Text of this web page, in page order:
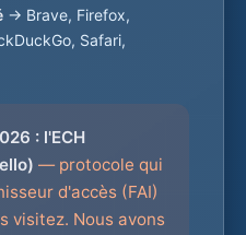
→ Brave, Firefox,
Safari,
: l'ECH
— protocole qui
d'accès (FAI)
visitez. Nous avons